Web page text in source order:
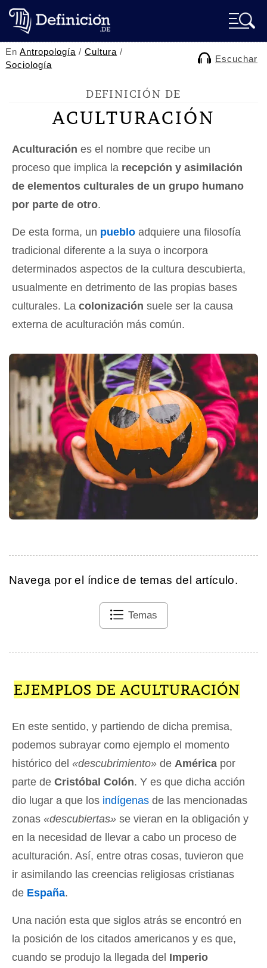
EnAntropología /Cultura /
Sociología
Escuchar
DEFINICIÓN DE
ACULTURACIÓN
Aculturación es el nombre que recibe un
proceso que implica la recepción y asimilación
de elementos culturales de un grupo humano
por parte de otro.
De esta forma, un pueblo adquiere una filosofía
tradicional diferente a la suya o incorpora
determinados aspectos de la cultura descubierta,
usualmente en detrimento de las propias bases
culturales. La colonización suele ser la causa
externa de aculturación más común.
Navega por el índice de temas del artículo.
Temas
EJEMPLOS DE ACULTURACIÓN
En este sentido, y partiendo de dicha premisa,
podemos subrayar como ejemplo el momento
histórico del «descubrimiento» de América por
parte de Cristóbal Colón. Y es que dicha acción
dio lugar a que los indígenas de las mencionadas
zonas «descubiertas» se vieran en la obligación y
en la necesidad de llevar a cabo un proceso de
aculturación. Así, entre otras cosas, tuvieron que
ir asimilando las creencias religiosas cristianas
de España.
Una nación esta que siglos atrás se encontró en
la posición de los citados americanos y es que,
cuando se produjo la llegada del Imperio